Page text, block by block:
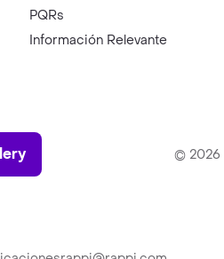
PQRs
Información Relevante
© 2026